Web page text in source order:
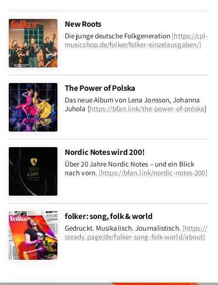
New Roots
Die junge deutsche Folkgeneration [https://cpl-
musicshop.de/folker/folker-einzelausgaben/]
The Power of Polska
Das neue Album von Lena Jonsson, Johanna
Juhola [https://bfan.link/the-power-of-polska]
Nordic Notes wird 200!
Über 20 Jahre Nordic Notes – und ein Blick
nach vorn. [https://bfan.link/nordic-notes-200]
folker: song, folk & world
Gedruckt. Musikalisch. Journalistisch. [https://
steady.page/de/folker-song-folk-world/about]